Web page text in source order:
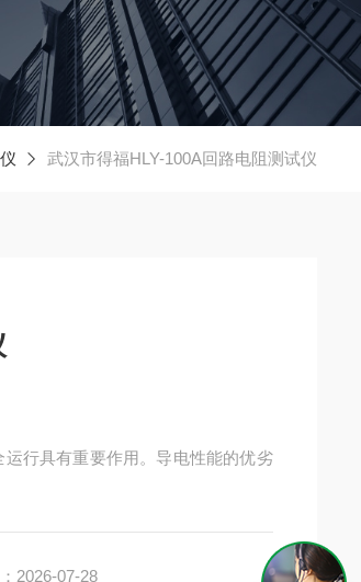
武汉市得福HLY-100A回路电阻测试仪
行具有重要作用。导电性能的优劣
2026-07-28